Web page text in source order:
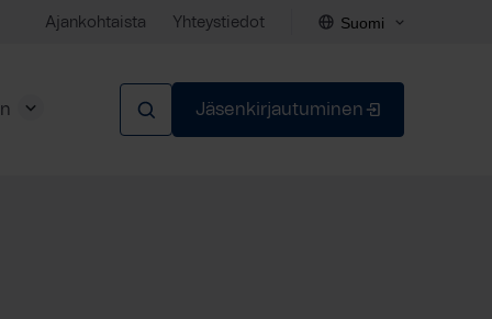
Ajankohtaista Yhteystiedot Suomi
Jäsenkirjautuminen